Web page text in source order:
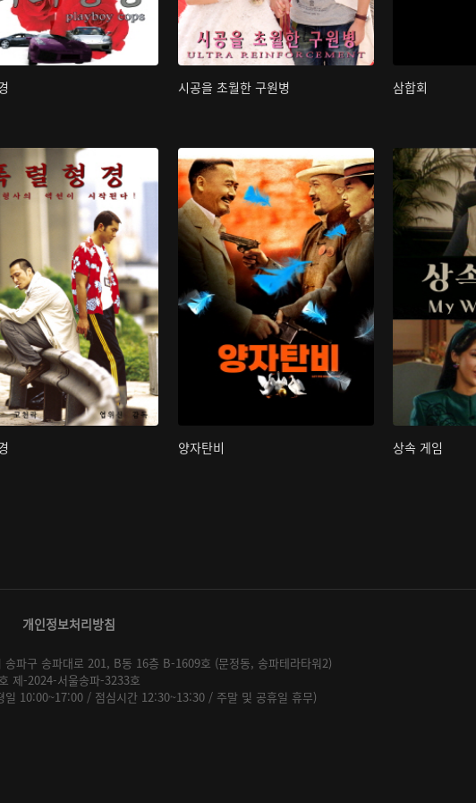
시공을 초월한 구원병 삼합회
양자탄비 상속 게임
개인정보처리방침
파구 송파대로 201, B동 16층 B-1609호 (문정동, 송파테라타워2)
제-2024-서울송파-3233호
10:00~17:00 / 점심시간 12:30~13:30 / 주말 및 공휴일 휴무)